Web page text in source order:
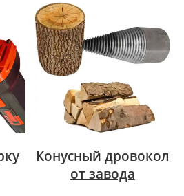
Конусный дровокол
от завода